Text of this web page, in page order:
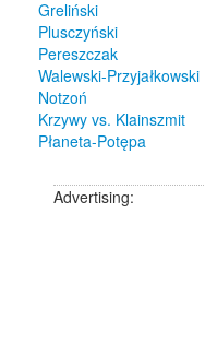
Greliński
Plusczyński
Pereszczak
Walewski-Przyjałkowski
Notzoń
Krzywy vs. Klainszmit
Płaneta-Potępa
Advertising: